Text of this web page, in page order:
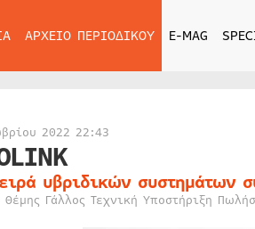
ΑΡΧΕΙΟ ΠΕΡΙΟΔΙΚΟΥ E-MAG
2022 22:43
υβριδικών συστημάτων
Θέμης Γάλλος Τεχνική Υποστήριξη